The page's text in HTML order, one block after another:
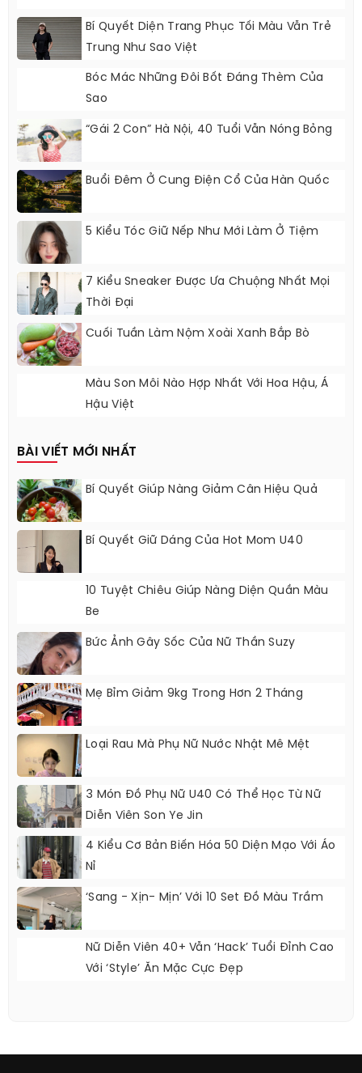
Bí Quyết Diện Trang Phục Tối Màu Vẫn Trẻ
Trung Như Sao Việt
Bóc Mác Những Đôi Bốt Đáng Thèm Của
Sao
“Gái 2 Con” Hà Nội, 40 Tuổi Vẫn Nóng Bỏng
Buổi Đêm Ở Cung Điện Cổ Của Hàn Quốc
5 Kiểu Tóc Giữ Nếp Như Mới Làm Ở Tiệm
7 Kiểu Sneaker Được Ưa Chuộng Nhất Mọi
Thời Đại
Cuối Tuần Làm Nộm Xoài Xanh Bắp Bò
Màu Son Môi Nào Hợp Nhất Với Hoa Hậu, Á
Hậu Việt
BÀI VIẾT MỚI NHẤT
Bí Quyết Giúp Nàng Giảm Cân Hiệu Quả
Bí Quyết Giữ Dáng Của Hot Mom U40
10 Tuyệt Chiêu Giúp Nàng Diện Quần Màu
Be
Bức Ảnh Gây Sốc Của Nữ Thần Suzy
Mẹ Bỉm Giảm 9kg Trong Hơn 2 Tháng
Loại Rau Mà Phụ Nữ Nước Nhật Mê Mệt
3 Món Đồ Phụ Nữ U40 Có Thể Học Từ Nữ
Diễn Viên Son Ye Jin
4 Kiểu Cơ Bản Biến Hóa 50 Diện Mạo Với Áo
Nỉ
‘Sang - Xịn- Mịn’ Với 10 Set Đồ Màu Trầm
Nữ Diễn Viên 40+ Vẫn ‘hack’ Tuổi Đỉnh Cao
Với ‘style’ Ăn Mặc Cực Đẹp